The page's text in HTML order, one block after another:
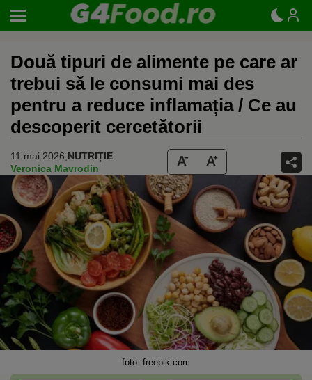
Două tipuri de alimente pe care ar
trebui să le consumi mai des
pentru a reduce inflamația / Ce au
descoperit cercetătorii
11 mai 2026, NUTRIȚIE
Veronica Mavrodin
foto: freepik.com